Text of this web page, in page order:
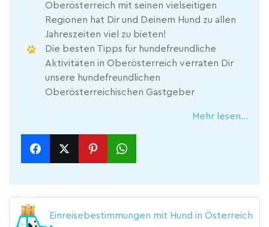
Oberösterreich mit seinen vielseitigen
Regionen hat Dir und Deinem Hund zu allen
Jahreszeiten viel zu bieten!
Die besten Tipps für hundefreundliche
Aktivitäten in Oberösterreich verraten Dir
unsere hundefreundlichen
Oberösterreichischen Gastgeber
Mehr lesen...
Einreisebestimmungen mit Hund in Österreich